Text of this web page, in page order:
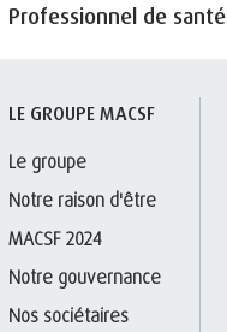
Professionnel de santé
LE GROUPE MACSF
Le groupe
Notre raison d'être
MACSF 2024
Notre gouvernance
Nos sociétaires